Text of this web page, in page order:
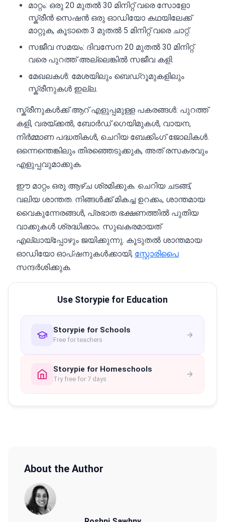
മാറ്റം: ഒരു 20 മുതൽ 30 മിനിറ്റ് വരെ സോളോ
സ്ക്രീൻ സെഷൻ ഒരു ഓഡിയോ കഥയിലേക്ക്
മാറ്റുക, കൂടാതെ 3 മുതൽ 5 മിനിറ്റ് വരെ ചാറ്റ്.
സജീവ സമയം: ദിവസേന 20 മുതൽ 30 മിനിറ്റ്
വരെ പുറത്ത് അല്ലെങ്കിൽ സജീവ കളി.
മേഖലകൾ: മേശയിലും ബെഡ്റൂമുകളിലും
സ്ക്രീനുകൾ ഇല്ല.
സ്ക്രീനുകൾക്ക് ആറ് എളുപ്പമുള്ള പകരങ്ങൾ: പുറത്ത്
കളി, വരയ്ക്കൽ, ബോർഡ് ഗെയിമുകൾ, വായന,
നിർമ്മാണ പദ്ധതികൾ, ചെറിയ ബേക്കിംഗ് ജോലികൾ.
ഒന്നെന്തെങ്കിലും തിരഞ്ഞെടുക്കുക, അത് രസകരവും
എളുപ്പവുമാക്കുക.
ഈ മാറ്റം ഒരു ആഴ്ച ശ്രമിക്കുക. ചെറിയ ചടങ്ങ്,
വലിയ ശാന്തത. നിങ്ങൾക്ക് മികച്ച ഉറക്കം, ശാന്തമായ
വൈകുന്നേരങ്ങൾ, പ്രഭാത ഭക്ഷണത്തിൽ പുതിയ
വാക്കുകൾ ശ്രദ്ധിക്കാം. സുഖകരമായത്
എല്ലായ്പ്പോഴും ജയിക്കുന്നു. കൂടുതൽ ശാന്തമായ
ഓഡിയോ ഓപ്ഷനുകൾക്കായി, സ്റ്റോരിപൈ
സന്ദർശിക്കുക.
Use Storypie for Education
Storypie for Schools
Free for teachers
Storypie for Homeschools
Try free for 7 days
About the Author